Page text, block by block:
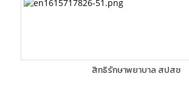
สิทธิรักษาพยาบาล สปสช